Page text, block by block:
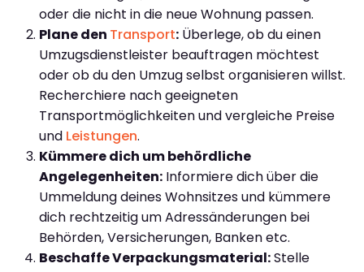
oder die nicht in die neue Wohnung passen.
Plane den Transport: Überlege, ob du einen
Umzugsdienstleister beauftragen möchtest
oder ob du den Umzug selbst organisieren willst.
Recherchiere nach geeigneten
Transportmöglichkeiten und vergleiche Preise
und Leistungen.
Kümmere dich um behördliche
Angelegenheiten: Informiere dich über die
Ummeldung deines Wohnsitzes und kümmere
dich rechtzeitig um Adressänderungen bei
Behörden, Versicherungen, Banken etc.
Beschaffe Verpackungsmaterial:Stelle